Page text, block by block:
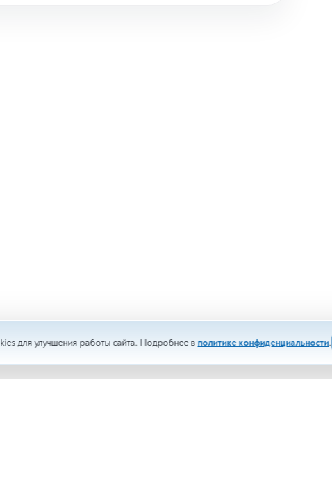
для улучшения работы сайта. Подробнее в политике конфиденциальности.